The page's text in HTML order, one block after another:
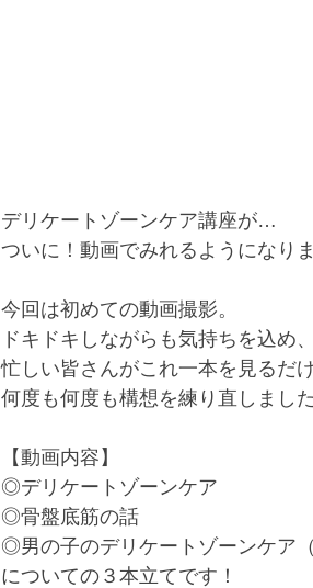
デリケートゾーンケア講座が…﻿
ついに！動画でみれるようになり
今回は初めての動画撮影。﻿
ドキドキしながらも気持ちを込め
忙しい皆さんがこれ一本を見るだ
何度も何度も構想を練り直しまし
【動画内容】﻿
◎デリケートゾーンケア﻿
◎骨盤底筋の話﻿
◎男の子のデリケートゾーンケア
についての３本立てです！﻿